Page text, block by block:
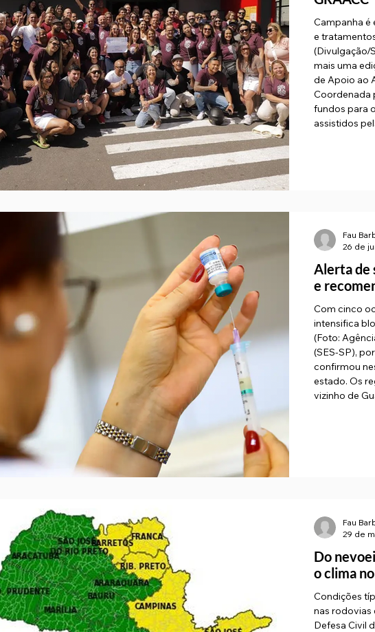
Campanha é
e
(Divulgação/
mais uma
de Apoio ao
Coordenada
fundos para
assistidos
Alerta de
e
Com cinco
intensifica
(Foto:
(SES-SP),
confirmou
estado. Os
vizinho de
Fau
26 de
Do
o clima
Condições
nas rodovias
Defesa Civil
Fau
29 de